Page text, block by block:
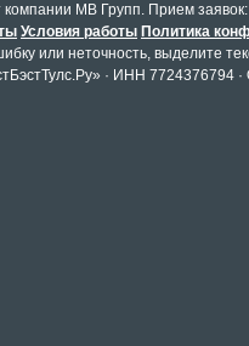
компании МВ Групп. Прием заявок:
Условия работы Политика
или неточность, выделите
· ИНН 7724376794